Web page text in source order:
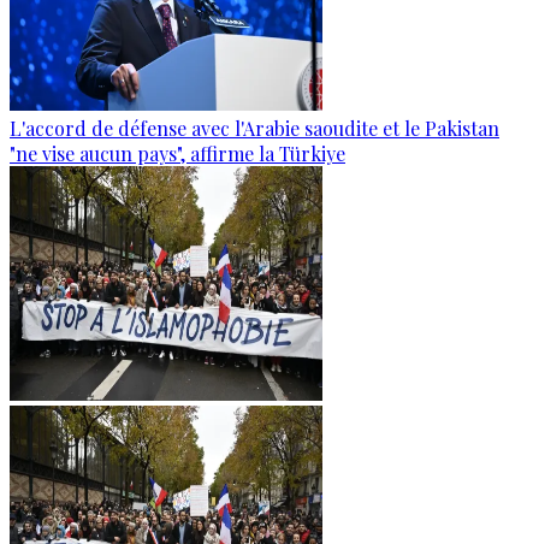
L'accord de défense avec l'Arabie saoudite et le Pakistan
"ne vise aucun pays", affirme la Türkiye